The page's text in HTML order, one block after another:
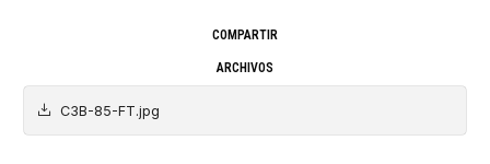
COMPARTIR
ARCHIVOS
C3B-85-FT.jpg